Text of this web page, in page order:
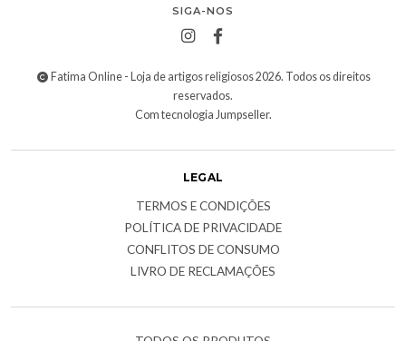
SIGA-NOS
Fatima Online - Loja de artigos religiosos 2026. Todos os direitos
reservados.
Com tecnologia Jumpseller.
LEGAL
TERMOS E CONDIÇÕES
POLÍTICA DE PRIVACIDADE
CONFLITOS DE CONSUMO
LIVRO DE RECLAMAÇÕES